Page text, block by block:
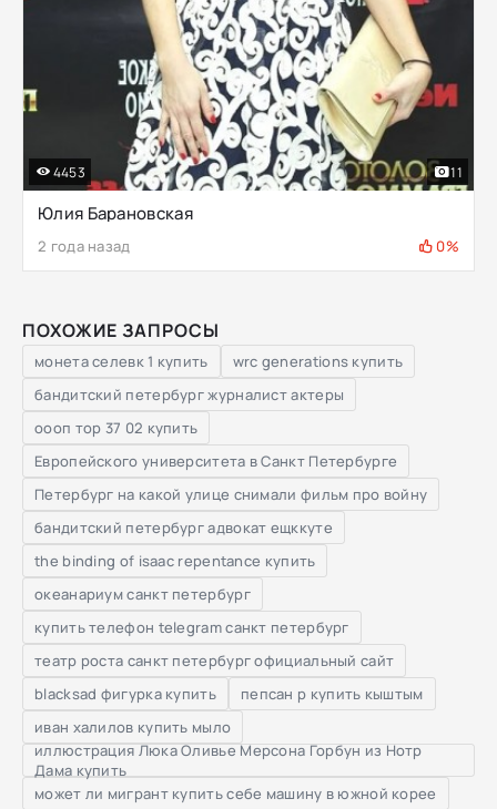
Юлия Барановская
2 года назад 0%
4453 11
ПОХОЖИЕ ЗАПРОСЫ
монета селевк 1 купить
wrc generations купить
бандитский петербург журналист актеры
оооп тор 37 02 купить
Европейского университета в Санкт Петербурге
Петербург на какой улице снимали фильм про войну
бандитский петербург адвокат ещккуте
the binding of isaac repentance купить
океанариум санкт петербург
купить телефон telegram санкт петербург
театр роста санкт петербург официальный сайт
blacksad фигурка купить
пепсан р купить кыштым
иван халилов купить мыло
иллюстрация Люка Оливье Мерсона Горбун из Нотр
Дама купить
может ли мигрант купить себе машину в южной корее